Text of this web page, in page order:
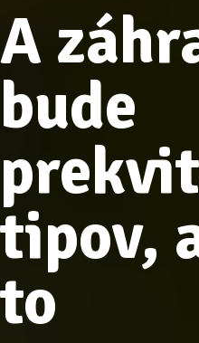
A
bude
tipov,
to